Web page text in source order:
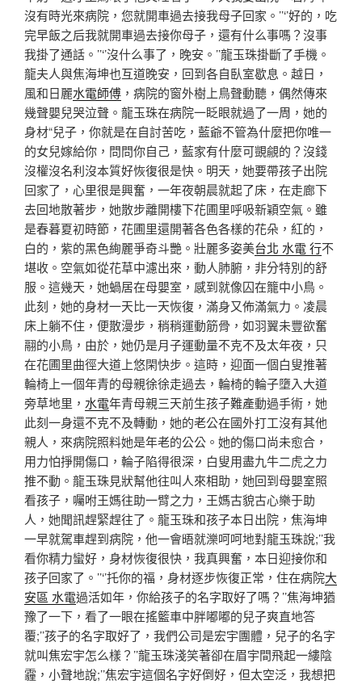
沒有時光來病院，您就開車過去接我母子回家。’’‘’好的，吃
完早飯之后我就開車過去接你母子，還有什么事嗎？沒事
我掛了通話。’’‘’沒什么事了，晚安。’’龍玉珠掛斷了手機。
龍夫人與焦海坤也互道晚安，回到各自臥室歇息。越日，
風和日麗水電師傅 ，病院的窗外樹上鳥聲動聽，偶然傳來
幾聲嬰兒哭泣聲。龍玉珠在病院一眨眼就過了一周，她的
身材“兒子，你就是在自討苦吃，藍爺不管為什麼把你唯一
的女兒嫁給你，問問你自己，藍家有什麼可覬覦的？沒錢
沒權沒名利沒本質好恢復很是快。明天，她要帶孩子出院
回家了，心里很是興奮，一年夜朝晨就起了床，在走廊下
去回地散著步，她散步離開樓下花圃里呼吸新穎空氣。雖
是春暮夏初時節，花圃里還開著各色各樣的花朵，紅的，
白的，紫的黑色絢麗爭奇斗艷。壯麗多姿美台北 水電 行不
堪收。空氣如從花草中濾出來，動人肺腑，非分特別的舒
服。這幾天，她蝸居在母嬰室，感到就像囚在籠中小鳥。
此刻，她的身材一天比一天恢復，滿身又佈滿氣力。凌晨
床上躺不住，便散漫步，稍稍運動筋骨，如羽翼未豐欲奮
翮的小鳥，由於，她仍是月子運動量不克不及太年夜，只
在花圃里曲徑大道上悠閑快步。這時，迎面一個白叟推著
輪椅上一個年青的母親徐徐走過去，輪椅的輪子墮入大道
旁草地里， 水電年青母親三天前生孩子難產動過手術，她
此刻一身還不克不及轉動，她的老公在國外打工沒有其他
親人，來病院照料她是年老的公公。她的傷口尚未愈合，
用力怕掙開傷口，輪子陷得很深，白叟用盡九牛二虎之力
推不動。龍玉珠見狀幫他往叫人來相助，她回到母嬰室照
看孩子，囑咐王媽往助一臂之力，王媽古貌古心樂于助
人，她聞訊趕緊趕往了。龍玉珠和孩子本日出院，焦海坤
一早就駕車趕到病院，他一會晤就濼呵呵地對龍玉珠說;’’我
看你精力蠻好，身材恢復很快，我真興奮，本日迎接你和
孩子回家了。’’‘’托你的福，身材逐步恢復正常，住在病院大
安區 水電過活如年，你給孩子的名字取好了嗎？’’焦海坤猶
豫了一下，看了一眼在搖籃車中胖嘟嘟的兒子爽直地答
覆;’’孩子的名字取好了，我們公司是宏宇團體，兒子的名字
就叫焦宏宇怎么樣？’’龍玉珠淺笑著卻在眉宇間飛起一縷陰
霾，小聲地說;’’焦宏宇這個名字好倒好，但太空泛，我想把